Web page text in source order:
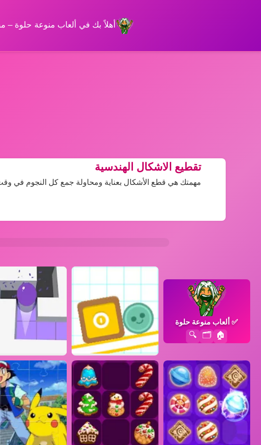
أهلاً بك في ألعاب منوعة حلوة –
تقطيع الاشكال الهندسية
مهمتك هي قطع الأشكال بعناية ومحاولة جمع كل النجوم في
✅ألعاب منوعة حلوة
🏠
🗂️
🔍